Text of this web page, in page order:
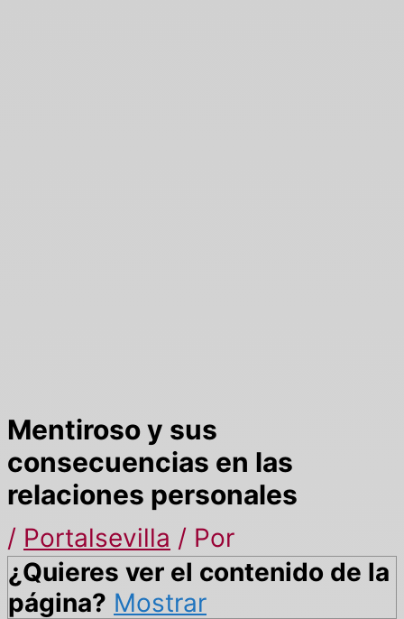
Mentiroso y sus
consecuencias en las
relaciones personales
/ Portalsevilla / Por
¿Quieres ver el contenido de la
página? Mostrar